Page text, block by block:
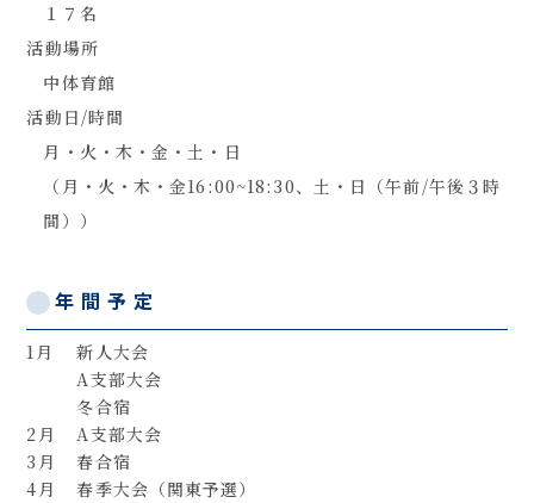
１７名
活動場所
中体育館
活動日/時間
月・火・木・金・土・日
（月・火・木・金16:00~18:30、土・日（午前/午後３時
間））
年間予定
1月
新人大会
A支部大会
冬合宿
2月
A支部大会
3月
春合宿
4月
春季大会（関東予選）